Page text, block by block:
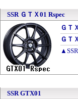
SSR ＧＴＸ01 Rspec
ＧＴ
ＧＴ
SSR GTX01